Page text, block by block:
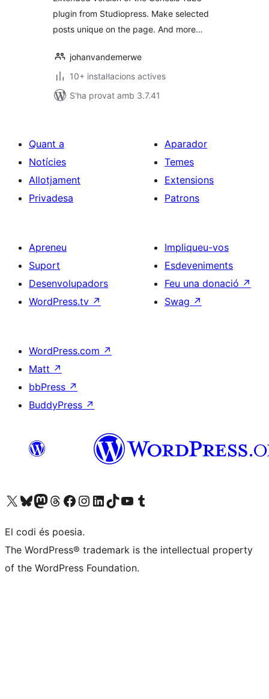
plugin from Studiopress. Make selected
posts unique on the page. And more…
johanvandemerwe
10+ instal·lacions actives
S'ha provat amb 3.7.41
Quant a
Notícies
Allotjament
Privadesa
Aparador
Temes
Extensions
Patrons
Apreneu
Suport
Desenvolupadors
WordPress.tv ↗
Impliqueu-vos
Esdeveniments
Feu una donació ↗
Swag ↗
WordPress.com ↗
Matt ↗
bbPress ↗
BuddyPress ↗
Visiteu el nostre compte X (abans Twitter)
Visiteu el nostre compte de Bluesky
Visiteu el nostre compte al Mastodon
Visiteu el nostre compte de Threads
Visiteu la nostra pàgina al Facebook
Visiteu el nostre compte d'Instagram
Visiteu el nostre compte de LinkedIn
Visiteu el nostre compte de TikTok
Visiteu el nostre canal al YouTube
Visiteu el nostre compte de Tumblr
El codi és poesia.
The WordPress® trademark is the intellectual property
of the WordPress Foundation.